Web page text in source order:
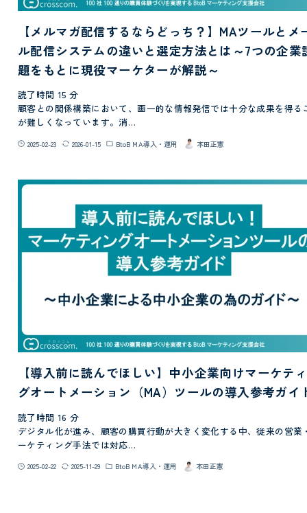
【メルマガ配信するならどっち？】MAツールとメ
ル配信システムの違いと選定方法とは～7つの企業
題をもとに現役マーケターが解説～
読了時間 15 分
顧客との関係構築において、画一的な情報発信では十分な成果を得る
が難しくなっています。消…
2025-02-23 2026-01-15 BtoB MA導入・運用 本田正憲
【導入前に読んでほしい】中小企業向けマーケテ
グオートメーション（MA）ツールの導入参考ガイ
読了時間 16 分
デジタル化が進み、顧客の購買行動が大きく変化する中、従来の営業
ーケティング手法では対応…
2025-02-22 2025-11-29 BtoB MA導入・運用 本田正憲